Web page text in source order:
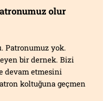
olur
Patronumuz yok.
bir dernek. Bizi
devam etmesini
koltuğuna geçmen